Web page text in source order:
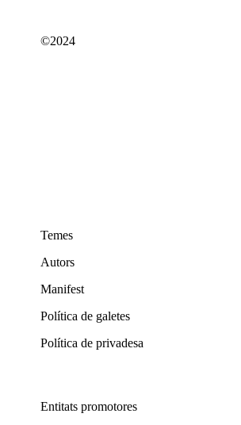
©2024
Temes
Autors
Manifest
Política de galetes
Política de privadesa
Entitats promotores